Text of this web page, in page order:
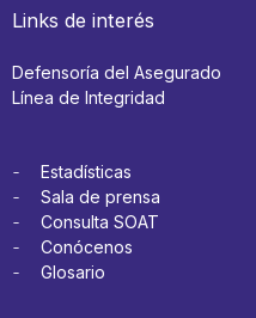
Links de interés
Defensoría del Asegurado
Línea de Integridad
Estadísticas
Sala de prensa
Consulta SOAT
Conócenos
Glosario